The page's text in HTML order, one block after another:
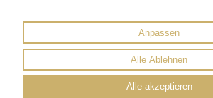
Anpassen
Alle Ablehnen
Alle akzeptieren
Datenschutz
© 2026 Musikhaus